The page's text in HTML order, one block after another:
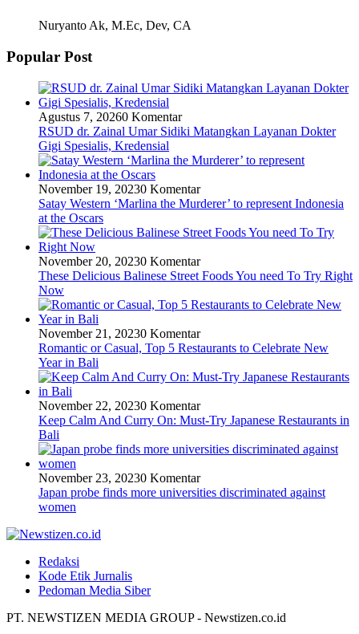
Nuryanto Ak, M.Ec, Dev, CA
Popular Post
Agustus 7, 20260 Komentar
RSUD dr. Zainal Umar Sidiki Matangkan Layanan Dokter
Gigi Spesialis, Kredensial
November 19, 20230 Komentar
Satay Western ‘Marlina the Murderer’ to represent Indonesia
at the Oscars
November 20, 20230 Komentar
These Delicious Balinese Street Foods You need To Try Right
Now
November 21, 20230 Komentar
Romantic or Casual, Top 5 Restaurants to Celebrate New
Year in Bali
November 22, 20230 Komentar
Keep Calm And Curry On: Must-Try Japanese Restaurants in
Bali
November 23, 20230 Komentar
Japan probe finds more universities discriminated against
women
Redaksi
Kode Etik Jurnalis
Pedoman Media Siber
PT. NEWSTIZEN MEDIA GROUP - Newstizen.co.id